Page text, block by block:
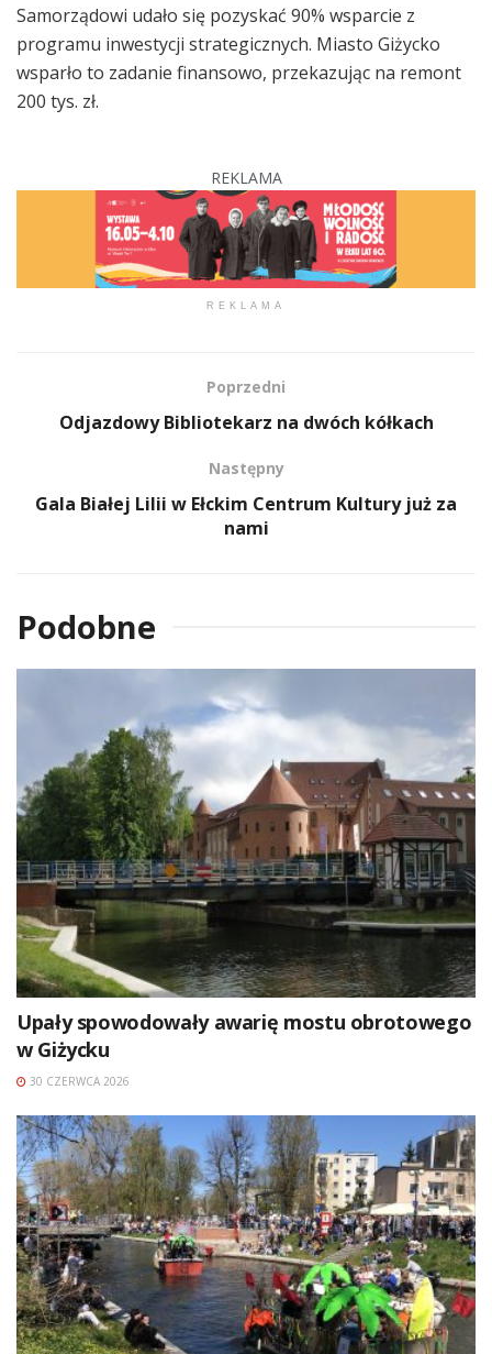
Samorządowi udało się pozyskać 90% wsparcie z
programu inwestycji strategicznych. Miasto Giżycko
wsparło to zadanie finansowo, przekazując na remont
200 tys. zł.
REKLAMA
REKLAMA
Poprzedni
Odjazdowy Bibliotekarz na dwóch kółkach
Następny
Gala Białej Lilii w Ełckim Centrum Kultury już za
nami
Podobne
Upały spowodowały awarię mostu obrotowego
w Giżycku
30 CZERWCA 2026